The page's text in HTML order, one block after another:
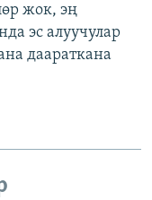
жок, эң
эс алуучулар
даараткана